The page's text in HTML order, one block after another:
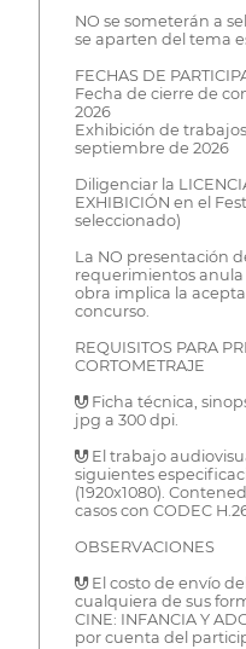
NO se someterán a
se aparten del tema
FECHAS DE
Fecha de cierre de
2026
Exhibición de
septiembre de 2026
Diligenciar la
EXHIBICIÓN en el
seleccionado)
La NO presentación
requerimientos anula
obra implica la
concurso.
REQUISITOS PARA
CORTOMETRAJE
 Ficha técnica,
jpg a 300 dpi.
 El trabajo
siguientes
(1920x1080).
casos con CODEC
OBSERVACIONES
 El costo de envío
cualquiera de sus
CINE: INFANCIA Y
por cuenta del